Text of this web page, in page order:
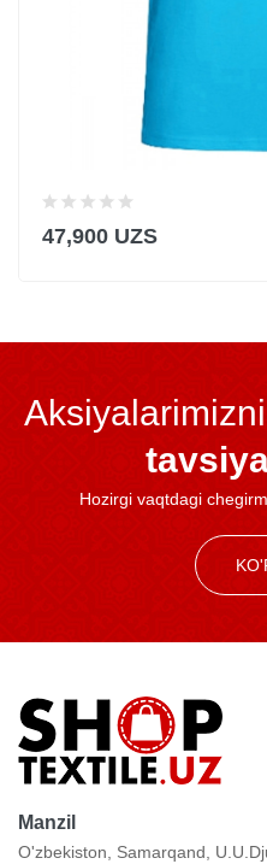
47,900 UZS
Hozirgi vaqtdagi
Manzil
O'zbekiston, Samarqand,